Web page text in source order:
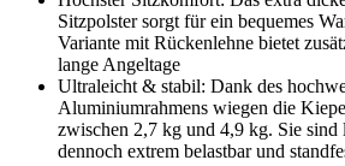
Sitzpolster sorgt für ein bequemes
Variante mit Rückenlehne bietet
lange Angeltage
Ultraleicht & stabil: Dank des
Aluminiumrahmens wiegen die
zwischen 2,7 kg und 4,9 kg. Sie sind
dennoch extrem belastbar und